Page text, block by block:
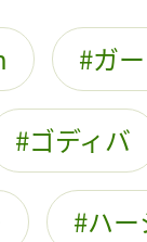
ガ
ゴディバ
ハ